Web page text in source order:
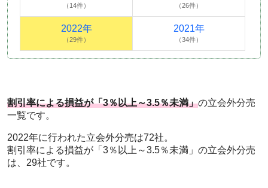
（14件） （26件）
2022年
（29件）
2021年
（34件）
割引率による損益が「3％以上～3.5％未満」の立会外分売
一覧です。
2022年に行われた立会外分売は72社。
割引率による損益が「3％以上～3.5％未満」の立会外分売
は、29社です。